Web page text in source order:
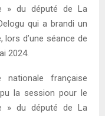
» du député de La
qui a brandi un
lors d’une séance de
2024.
nationale française
la session pour le
» du député de La